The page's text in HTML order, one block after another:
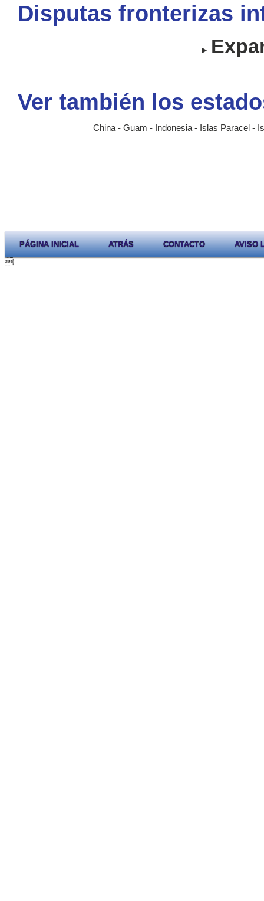
Disputas fronterizas
Ver también los
China - Guam - Indonesia - Islas Paracel -
PÁGINA INICIAL ATRÁS CONTACTO AVISO
